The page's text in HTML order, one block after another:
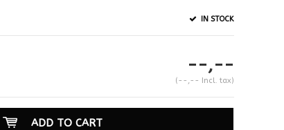
IN STOCK
--,--
(--,-- Incl. tax)
ADD TO CART